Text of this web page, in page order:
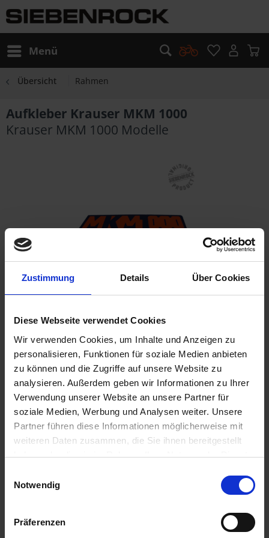
Zustimmung Details Über Cookies
Diese Webseite verwendet Cookies
Wir verwenden Cookies, um Inhalte und Anzeigen zu
personalisieren, Funktionen für soziale Medien anbieten
zu können und die Zugriffe auf unsere Website zu
analysieren. Außerdem geben wir Informationen zu Ihrer
Verwendung unserer Website an unsere Partner für
soziale Medien, Werbung und Analysen weiter. Unsere
Partner führen diese Informationen möglicherweise mit
weiteren Daten zusammen, die Sie ihnen bereitgestellt
haben oder die sie im Rahmen Ihrer Nutzung der Dienste
Cookies, wenn Sie unsere Webseite weiterhin nutzen.
Notwendig
Präferenzen
Menü
Übersicht Rahmen
Aufkleber Krauser MKM 1000
Krauser MKM 1000 Modelle
inkl. ges. USt.,zzgl. Versandkosten
Sofort versandfertig, Lieferzeit ca. 2-4 Werktage innerhalb
Deutschlands
In denWarenkorb
Merken Bewerten
Artikel Nr.: 17810080
Beschreibung
Restauratoren einer MKM 1000: Die kompletten...
mehr
Bewertungen